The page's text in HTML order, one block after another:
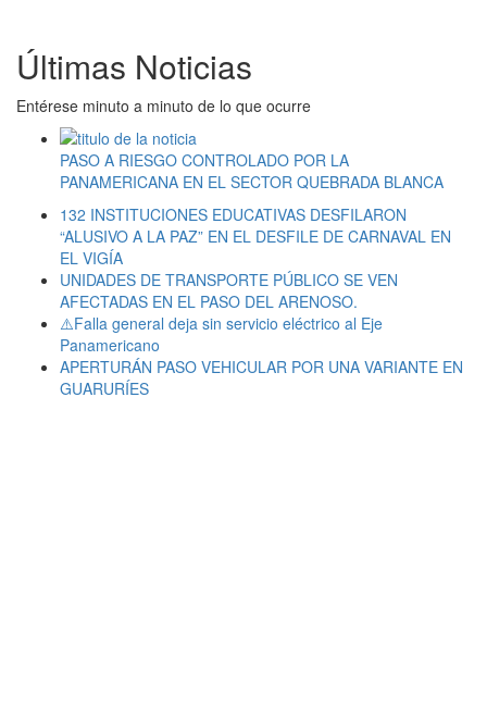
Últimas Noticias
Entérese minuto a minuto de lo que ocurre
PASO A RIESGO CONTROLADO POR LA
PANAMERICANA EN EL SECTOR QUEBRADA BLANCA
132 INSTITUCIONES EDUCATIVAS DESFILARON
“ALUSIVO A LA PAZ” EN EL DESFILE DE CARNAVAL EN
EL VIGÍA
UNIDADES DE TRANSPORTE PÚBLICO SE VEN
AFECTADAS EN EL PASO DEL ARENOSO.
⚠️Falla general deja sin servicio eléctrico al Eje
Panamericano
APERTURÁN PASO VEHICULAR POR UNA VARIANTE EN
GUARURÍES